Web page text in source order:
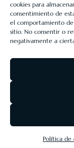
cookies para
consentimiento de
el comportamiento de
sitio. No consentir o
negativamente a
Política de
LIBRERÍA
de Fondos
competitividad de
marcha un Plan
digitalización y
2025. Para ello
Digital de la
Eolas